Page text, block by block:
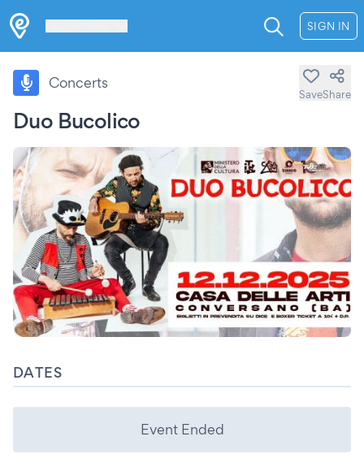
SIGN IN
Duo Bucolico
Concerts
SaveShare
DATES
Event Ended